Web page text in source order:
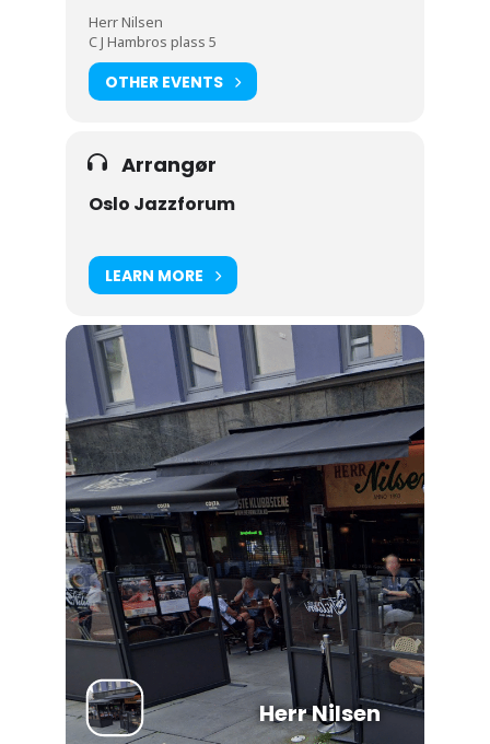
Herr Nilsen
C J Hambros plass 5
OTHER EVENTS
Arrangør
Oslo Jazzforum
LEARN MORE
Herr Nilsen